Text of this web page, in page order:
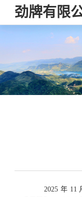
劲牌有限
2025 年 11 月